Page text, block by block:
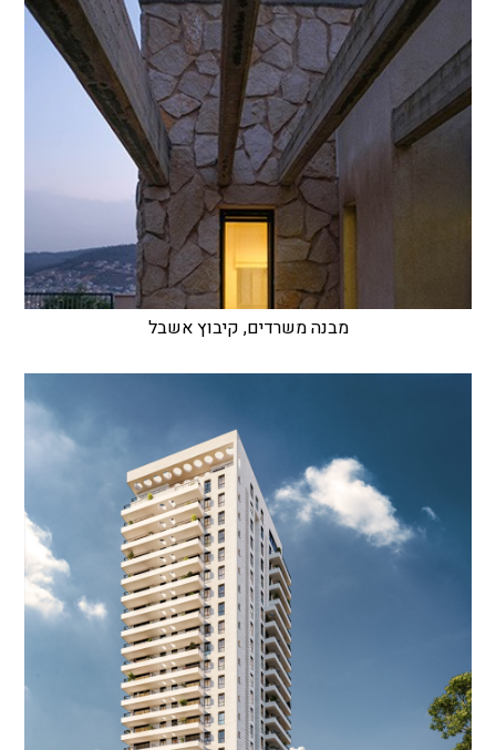
מבנה משרדים, קיבוץ אשבל